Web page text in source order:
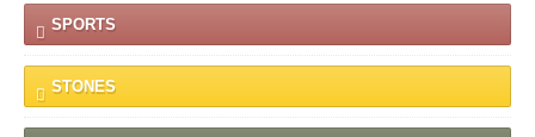
SPORTS
STONES